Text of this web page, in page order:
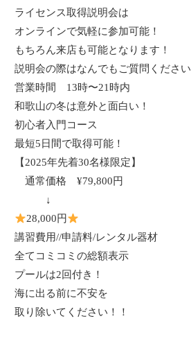
ライセンス取得説明会は
オンラインで気軽に参加可能！
もちろん来店も可能となります！
説明会の際はなんでもご質問ください
営業時間 13時〜21 時内
和歌山の冬は意外と面白い！
初心者入門コース
最短5日間で取得可能！
【 2025年先着30名様限定】
通常価格¥79,800円
↓
28,000円
講習費用//申請料/レンタル器材
全てコミコミの総額表示
プールは2回付き！
海に出る前に不安を
取り除いてください！！